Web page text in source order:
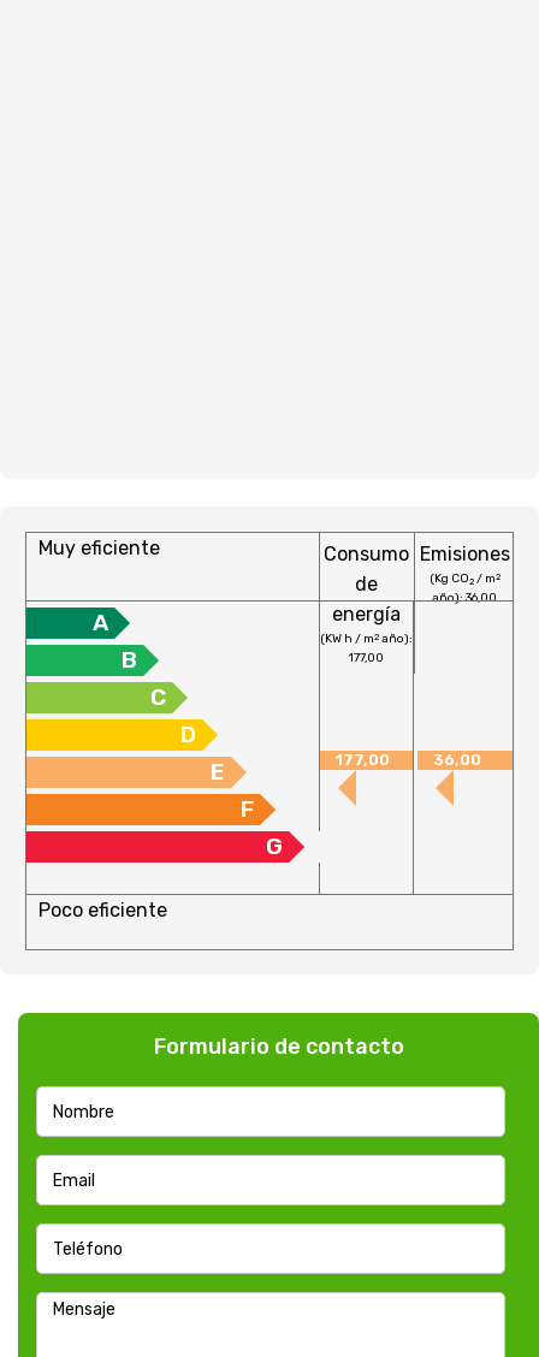
Muy eficiente
Consumo
de
energía
(KW h / m2 año):
177,00
Emisiones
(Kg CO2/ m2
año): 36,00
A
B
C
D
E
F
G
177,00 36,00
Poco eficiente
Formulario de contacto